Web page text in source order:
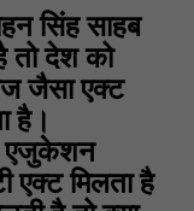
सिंह साहब
तो देश को
जैसा एक्ट
है।
एजुकेशन
एक्ट मिलताहै